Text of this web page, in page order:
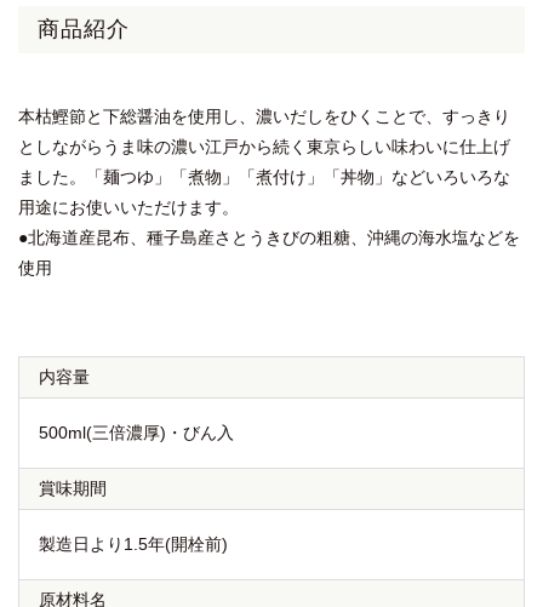
商品紹介
本枯鰹節と下総醤油を使用し、濃いだしをひくことで、すっきり
としながらうま味の濃い江戸から続く東京らしい味わいに仕上げ
ました。「麺つゆ」「煮物」「煮付け」「丼物」などいろいろな
用途にお使いいただけます。
●北海道産昆布、種子島産さとうきびの粗糖、沖縄の海水塩などを
使用
内容量
500ml(三倍濃厚)・びん入
賞味期間
製造日より1.5年(開栓前)
原材料名